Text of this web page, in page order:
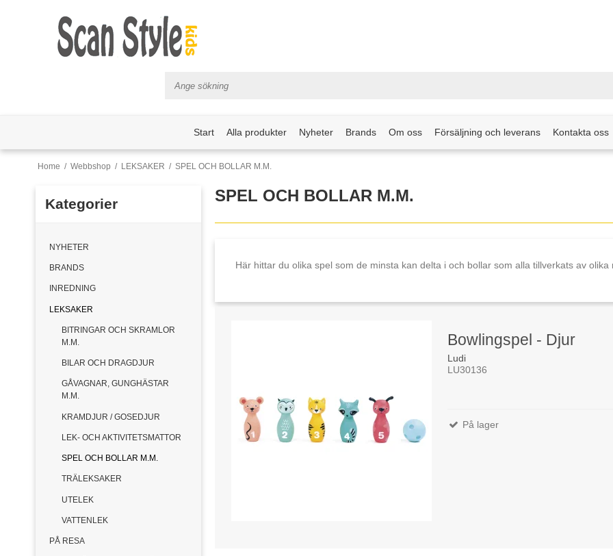
Start Alla produkter Nyheter Brands Om oss Försäljning och leverans Kontakta oss
Home / Webbshop / LEKSAKER / SPEL OCH BOLLAR M.M.
Kategorier
NYHETER
BRANDS
INREDNING
LEKSAKER
BITRINGAR OCH SKRAMLOR
M.M.
BILAR OCH DRAGDJUR
GÅVAGNAR, GUNGHÄSTAR
M.M.
KRAMDJUR / GOSEDJUR
LEK- OCH AKTIVITETSMATTOR
SPEL OCH BOLLAR M.M.
TRÄLEKSAKER
UTELEK
VATTENLEK
PÅ RESA
SPEL OCH BOLLAR M.M.
Här hittar du olika spel som de minsta kan delta i och bollar som alla tillverkats av olika
Bowlingspel - Djur
Ludi
LU30136
På lager